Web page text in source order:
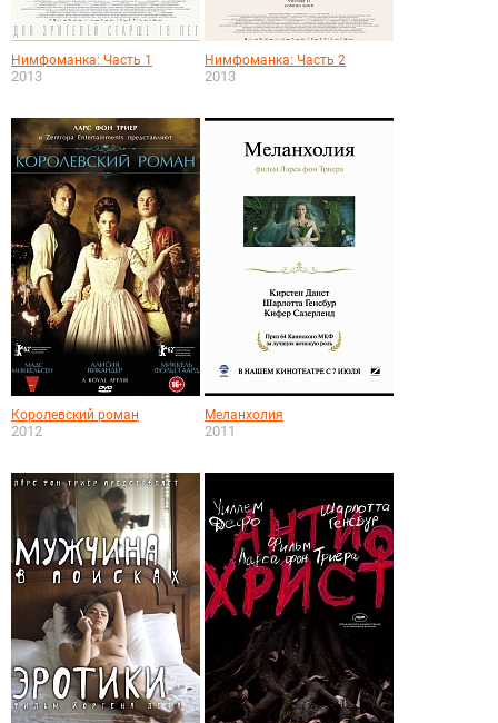
Нимфоманка: Часть 1
2013
Нимфоманка: Часть 2
2013
Королевский роман
2012
Меланхолия
2011